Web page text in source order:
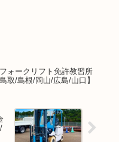
ォークリフト免許教習所
取/島根/岡山/広島/山口】